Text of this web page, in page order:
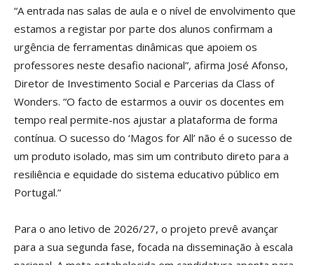
“A entrada nas salas de aula e o nível de envolvimento que
estamos a registar por parte dos alunos confirmam a
urgência de ferramentas dinâmicas que apoiem os
professores neste desafio nacional”, afirma José Afonso,
Diretor de Investimento Social e Parcerias da Class of
Wonders. “O facto de estarmos a ouvir os docentes em
tempo real permite-nos ajustar a plataforma de forma
contínua. O sucesso do ‘Magos for All’ não é o sucesso de
um produto isolado, mas sim um contributo direto para a
resiliência e equidade do sistema educativo público em
Portugal.”
Para o ano letivo de 2026/27, o projeto prevê avançar
para a sua segunda fase, focada na disseminação à escala